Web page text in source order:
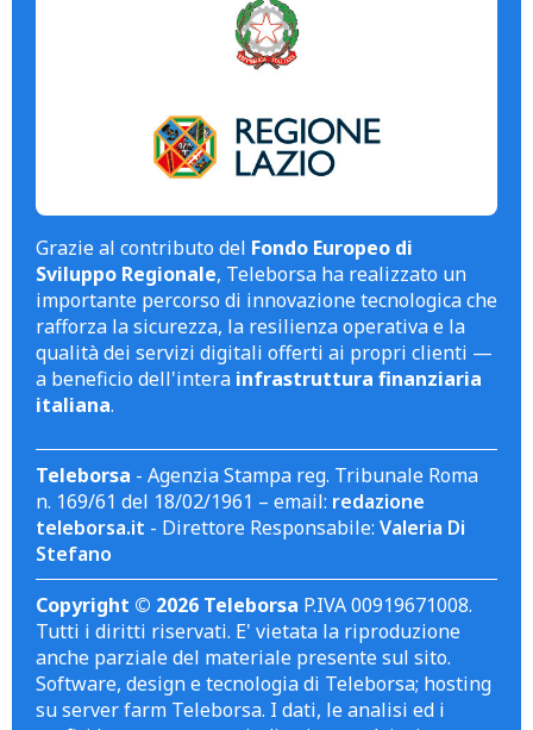
Grazie al contributo del Fondo Europeo di
Sviluppo Regionale, Teleborsa ha realizzato un
importante percorso di innovazione tecnologica che
rafforza la sicurezza, la resilienza operativa e la
qualità dei servizi digitali offerti ai propri clienti —
a beneficio dell'intera infrastruttura finanziaria
italiana.
Teleborsa - Agenzia Stampa reg. Tribunale Roma
n. 169/61 del 18/02/1961 – email: redazione
teleborsa.it - Direttore Responsabile: Valeria Di
Stefano
Copyright © 2026 Teleborsa P.IVA 00919671008.
Tutti i diritti riservati. E' vietata la riproduzione
anche parziale del materiale presente sul sito.
Software, design e tecnologia di Teleborsa; hosting
su server farm Teleborsa. I dati, le analisi ed i